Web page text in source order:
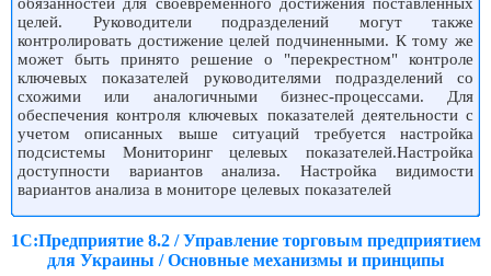
целей. Руководители подразделений могут также
контролировать достижение целей подчиненными. К тому же
может быть принято решение о "перекрестном" контроле
ключевых показателей руководителями подразделений со
схожими или аналогичными бизнес-процессами. Для
обеспечения контроля ключевых показателей деятельности с
учетом описанных выше ситуаций требуется настройка
подсистемы Мониторинг целевых показателей.Настройка
доступности вариантов анализа. Настройка видимости
вариантов анализа в мониторе целевых показателей
1С:Предприятие 8.2 / Управление торговым предприятием
для Украины / Основные механизмы и принципы